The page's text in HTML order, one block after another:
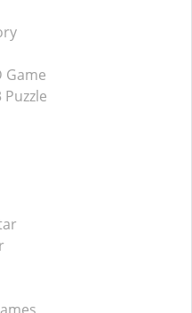
Game